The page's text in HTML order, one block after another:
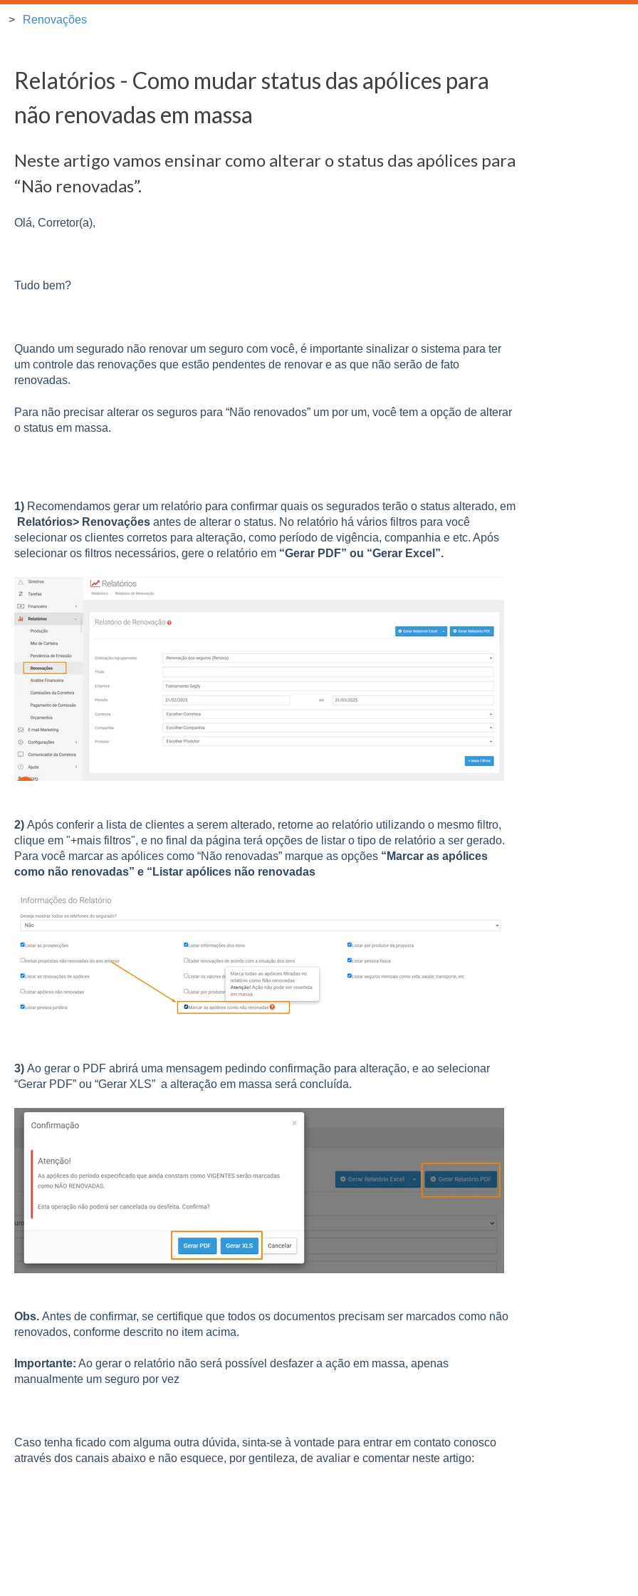
Renovações
Relatórios - Como mudar status das apólices para
não renovadas em massa
Neste artigo vamos ensinar como alterar o status das apólices para
“Não renovadas”.
Olá, Corretor(a),
Tudo bem?
Quando um segurado não renovar um seguro com você, é importante sinalizar o sistema para ter
um controle das renovações que estão pendentes de renovar e as que não serão de fato
renovadas.
Para não precisar alterar os seguros para “Não renovados” um por um, você tem a opção de alterar
o status em massa.
1) Recomendamos gerar um relatório para confirmar quais os segurados terão o status alterado, em
Relatórios> Renovaçõesantes de alterar o status. No relatório há vários filtros para você
selecionar os clientes corretos para alteração, como período de vigência, companhia e etc. Após
selecionar os filtros necessários, gere o relatório em “Gerar PDF” ou “Gerar Excel”.
2) Após conferir a lista de clientes a serem alterado, retorne ao relatório utilizando o mesmo filtro,
clique em "+mais filtros", e no final da página terá opções de listar o tipo de relatório a ser gerado.
Para você marcar as apólices como “Não renovadas” marque as opções “ Marcar as apólices
como não renovadas” e “Listar apólices não renovadas
3) Ao gerar o PDF abrirá uma mensagem pedindo confirmação para alteração, e ao selecionar
“Gerar PDF” ou “Gerar XLS” a alteração em massa será concluída.
Obs. Antes de confirmar, se certifique que todos os documentos precisam ser marcados como não
renovados, conforme descrito no item acima.
Importante: Ao gerar o relatório não será possível desfazer a ação em massa, apenas
manualmente um seguro por vez
Caso tenha ficado com alguma outra dúvida, sinta-se à vontade para entrar em contato conosco
através dos canais abaixo e não esquece, por gentileza, de avaliar e comentar neste artigo: